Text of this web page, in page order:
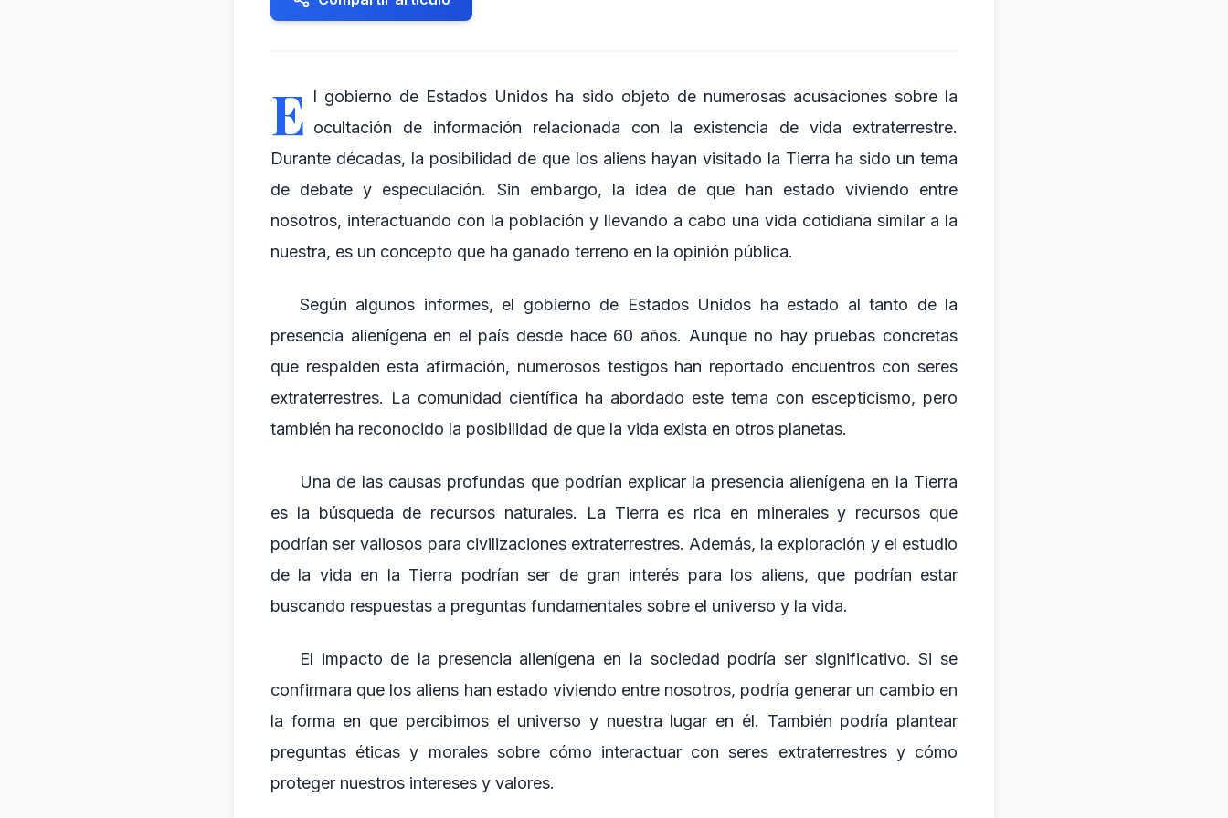
E l gobierno de Estados Unidos ha sido objeto de numerosas acusaciones sobre la
ocultación de información relacionada con la existencia de vida extraterrestre.
Durante décadas, la posibilidad de que los aliens hayan visitado la Tierra ha sido un tema
de debate y especulación. Sin embargo, la idea de que han estado viviendo entre
nosotros, interactuando con la población y llevando a cabo una vida cotidiana similar a la
nuestra, es un concepto que ha ganado terreno en la opinión pública.
Según algunos informes, el gobierno de Estados Unidos ha estado al tanto de la
presencia alienígena en el país desde hace 60 años. Aunque no hay pruebas concretas
que respalden esta afirmación, numerosos testigos han reportado encuentros con seres
extraterrestres. La comunidad científica ha abordado este tema con escepticismo, pero
también ha reconocido la posibilidad de que la vida exista en otros planetas.
Una de las causas profundas que podrían explicar la presencia alienígena en la Tierra
es la búsqueda de recursos naturales. La Tierra es rica en minerales y recursos que
podrían ser valiosos para civilizaciones extraterrestres. Además, la exploración y el estudio
de la vida en la Tierra podrían ser de gran interés para los aliens, que podrían estar
buscando respuestas a preguntas fundamentales sobre el universo y la vida.
El impacto de la presencia alienígena en la sociedad podría ser significativo. Si se
confirmara que los aliens han estado viviendo entre nosotros, podría generar un cambio en
la forma en que percibimos el universo y nuestra lugar en él. También podría plantear
preguntas éticas y morales sobre cómo interactuar con seres extraterrestres y cómo
proteger nuestros intereses y valores.